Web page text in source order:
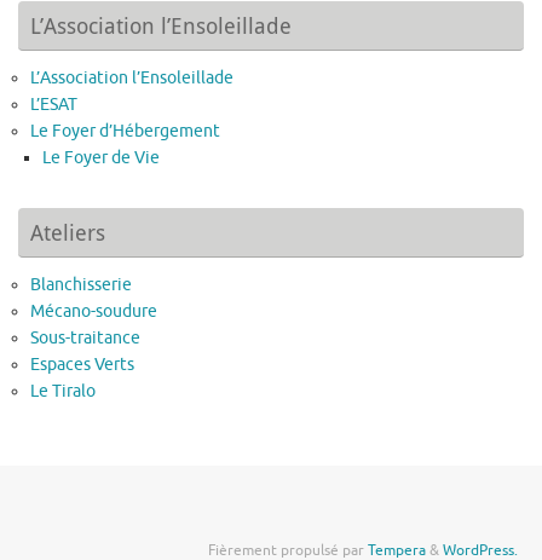
L’Association l’Ensoleillade
L’Association l’Ensoleillade
L’ESAT
Le Foyer d’Hébergement
Le Foyer de Vie
Ateliers
Blanchisserie
Mécano-soudure
Sous-traitance
Espaces Verts
Le Tiralo
Fièrement propulsé parTempera&WordPress.